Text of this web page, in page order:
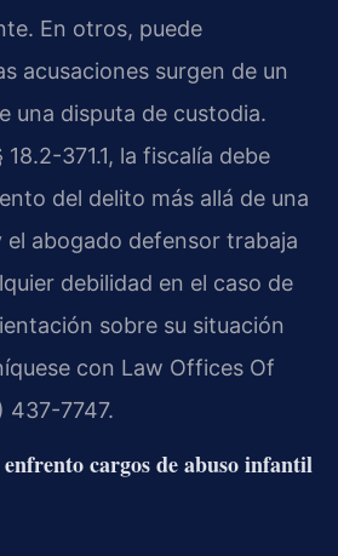
En otros, puede
acusaciones surgen de un
una disputa de custodia.
18.2-371.1, la fiscalía debe
del delito más allá de una
el abogado defensor trabaja
debilidad en el caso de
sobre su situación
con Law Offices Of
437-7747.
cargos de abuso infantil